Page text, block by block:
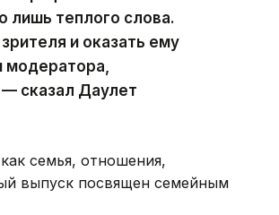
лишь теплого слова.
и оказать ему
модератора,
сказал Даулет
семья, отношения,
выпуск посвящен семейным